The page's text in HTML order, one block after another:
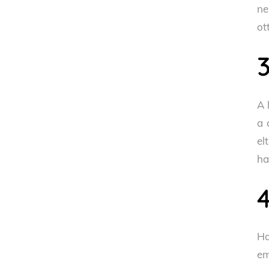
A
a